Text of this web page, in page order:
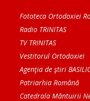
Fototeca Ortodoxiei
Radio TRINITAS
TV TRINITAS
Vestitorul Ortodoxiei
Agenţia de ştiri
Patriarhia Română
Catedrala Mântuirii